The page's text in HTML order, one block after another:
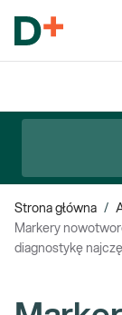
Strona główna /
Markery
diagnostykę